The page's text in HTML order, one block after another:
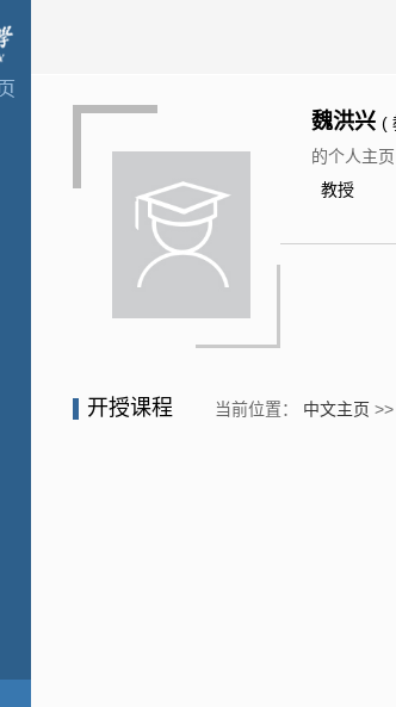
魏洪兴 (
的个人主
教授
开授课程 当前位置： 中文主页 >>